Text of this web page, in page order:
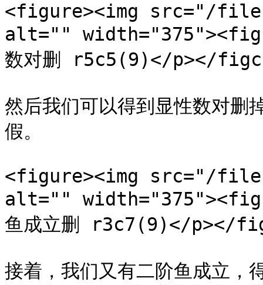
<figure><img src="/files/
alt=""
数对删 r5c5(9)</p></
然后我们可以得到显性数
假。
<figure><img src="/
alt=""
鱼成立删 r3c7(9)</p></
接着，我们又有二阶鱼成立